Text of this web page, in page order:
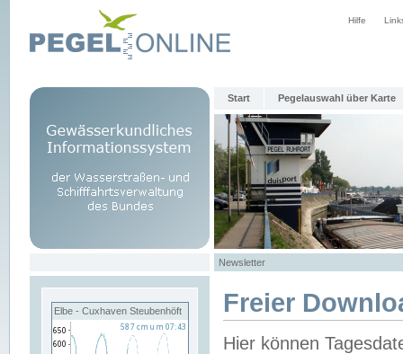
Hilfe
Start Pegelauswahl über Karte
Newsletter
Elbe - Cuxhaven Steubenhöft Freier
Hier können